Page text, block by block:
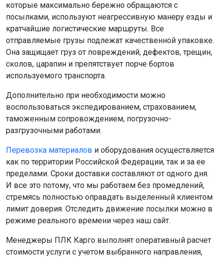
которые максимально бережно обращаются с
посылками, используют неагрессивную манеру езды и
кратчайшие логистические маршруты. Все
отправляемые грузы подлежат качественной упаковке.
Она защищает груз от повреждений, дефектов, трещин,
сколов, царапин и препятствует порче бортов
используемого транспорта.
Дополнительно при необходимости можно
воспользоваться экспедированием, страхованием,
таможенным сопровождением, погрузочно-
разгрузочными работами.
Перевозка материалов и оборудования осуществляется
как по территории Российской Федерации, так и за ее
пределами. Сроки доставки составляют от одного дня.
И все это потому, что мы работаем без промедлений,
стремясь полностью оправдать выделенный клиентом
лимит доверия. Отследить движение посылки можно в
режиме реального времени через наш сайт.
Менеджеры ПЛК Карго выполнят оперативный расчет
стоимости услуги с учетом выбранного направления,